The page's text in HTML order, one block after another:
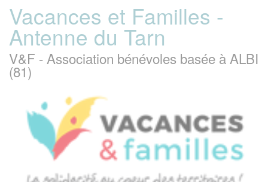
Vacances et Familles -
Antenne du Tarn
V&F - Association bénévoles basée à ALBI
(81)